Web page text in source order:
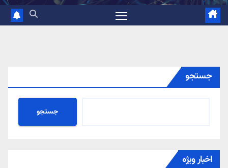
جستجو
جستجو
اخبار ویژه